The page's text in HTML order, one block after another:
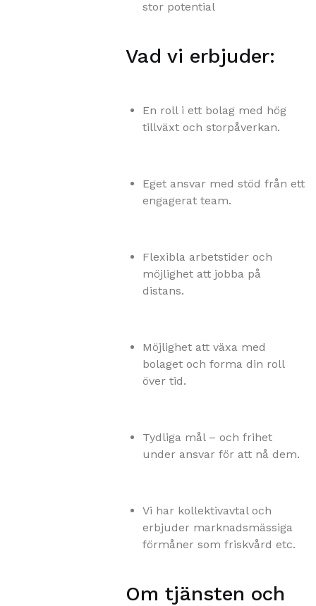
stor potential
Vad vi erbjuder:‍
En roll i ett bolag med hög
tillväxt och storpåverkan.
Eget ansvar med stöd från ett
engagerat team.
Flexibla arbetstider och
möjlighet att jobba på
distans.
Möjlighet att växa med
bolaget och forma din roll
över tid.
Tydliga mål – och frihet
under ansvar för att nå dem.
Vi har kollektivavtal och
erbjuder marknadsmässiga
förmåner som friskvård etc.
Om tjänsten och